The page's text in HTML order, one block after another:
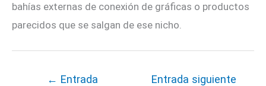
bahías externas de conexión de gráficas o productos
parecidos que se salgan de ese nicho.
← Entrada
Entrada siguiente